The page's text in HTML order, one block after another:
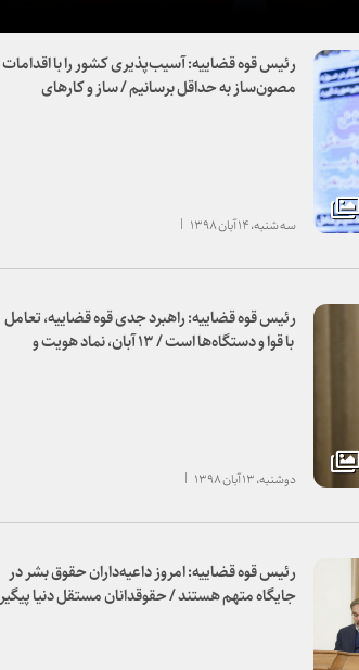
رئیس قوه قضاییه: آسیب‌پذیری کشور را با اقدامات
مصون‌ساز به حداقل برسانیم / ساز و کار‌های
سه شنبه، ۱۴ آبان ۱۳۹۸
رئیس قوه قضاییه: راهبرد جدی قوه قضاییه، تعامل
با قوا و دستگاه‌ها است / ۱۳ آبان، نماد هویت و
دوشنبه، ۱۳ آبان ۱۳۹۸
رئیس قوه قضاییه: امروز داعیه‌داران حقوق بشر در
جایگاه متهم هستند / حقوقدانان مستقل دنیا پیگیر